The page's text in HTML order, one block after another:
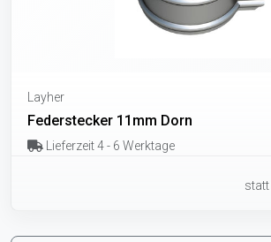
Layher
Federstecker 11mm Dorn
Lieferzeit 4 - 6 Werktage
statt